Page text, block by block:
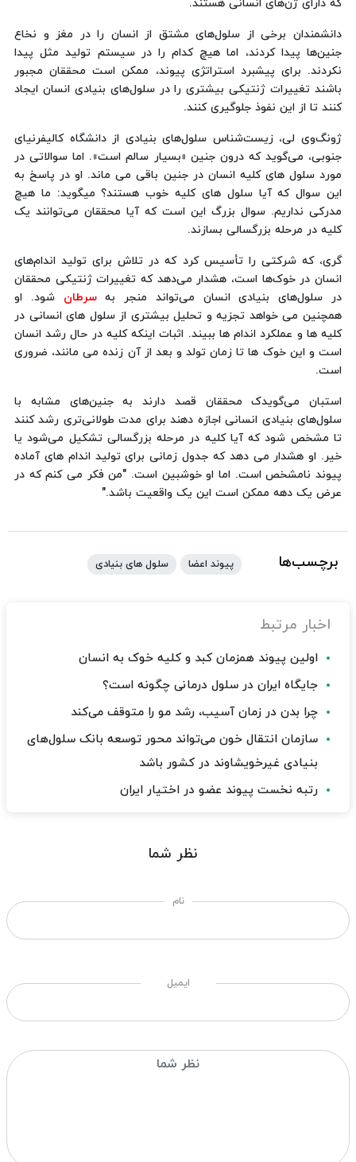
که دارای ژن‌های انسانی هستند.
دانشمندان برخی از سلول‌های مشتق از انسان را در مغز و نخاع
جنین‌ها پیدا کردند، اما هیچ کدام را در سیستم تولید مثل پیدا
نکردند. برای پیشبرد استراتژی پیوند، ممکن است محققان مجبور
باشند تغییرات ژنتیکی بیشتری را در سلول‌های بنیادی انسان ایجاد
کنند تا از این نفوذ جلوگیری کنند.
ژونگ‌وی لی، زیست‌شناس سلول‌های بنیادی از دانشگاه کالیفرنیای
جنوبی، می‌گوید که درون جنین «بسیار سالم است». اما سوالاتی در
مورد سلول های کلیه انسان در جنین باقی می ماند. او در پاسخ به
این سوال که آیا سلول های کلیه خوب هستند؟ میگوید: ما هیچ
مدرکی نداریم. سوال بزرگ این است که آیا محققان می‌توانند یک
کلیه در مرحله بزرگسالی بسازند.
گری، که شرکتی را تأسیس کرد که در تلاش برای تولید اندام‌های
انسان در خوک‌ها است، هشدار می‌دهد که تغییرات ژنتیکی محققان
در سلول‌های بنیادی انسان می‌تواند منجر بهسرطان شود. او
همچنین می خواهد تجزیه و تحلیل بیشتری از سلول های انسانی در
کلیه ها و عملکرد اندام ها ببیند. اثبات اینکه کلیه در حال رشد انسان
است و این خوک ها تا زمان تولد و بعد از آن زنده می مانند، ضروری
است.
استبان می‌گویدک محققان قصد دارند به جنین‌های مشابه با
سلول‌های بنیادی انسانی اجازه دهند برای مدت طولانی‌تری رشد کنند
تا مشخص شود که آیا کلیه در مرحله بزرگسالی تشکیل می‌شود یا
خیر. او هشدار می دهد که جدول زمانی برای تولید اندام های آماده
پیوند نامشخص است. اما او خوشبین است. "من فکر می کنم که در
عرض یک دهه ممکن است این یک واقعیت باشد."
برچسب‌ها پیوند اعضا سلول های بنیادی
اخبار مرتبط
اولین پیوند همزمان کبد و کلیه خوک به انسان
جایگاه ایران در سلول درمانی چگونه است؟
چرا بدن در زمان آسیب، رشد مو را متوقف می‌کند
سازمان انتقال خون می‌تواند محور توسعه بانک سلول‌های
بنیادی غیرخویشاوند در کشور باشد
رتبه نخست پیوند عضو در اختیار ایران
نظر شما
نام
ایمیل